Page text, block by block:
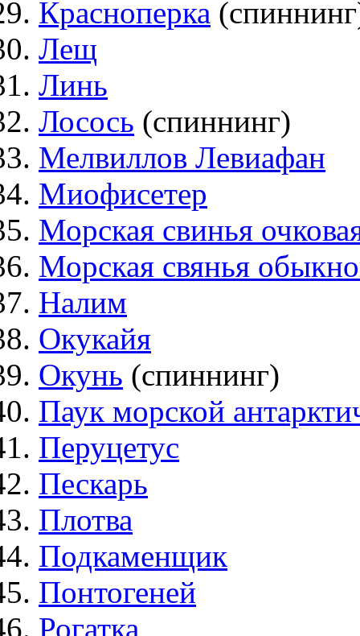
Красноперка
Лещ
Линь
Лосось (спиннинг)
Мелвиллов Левиафан
Миофисетер
Морская свинья
Морская свянья
Налим
Окукайя
Окунь (спиннинг)
Паук морской
Перуцетус
Пескарь
Плотва
Подкаменщик
Понтогеней
Рогатка